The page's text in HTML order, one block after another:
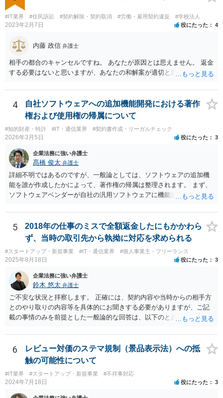
できない」と真に言えるのかどうか、なぜ「物理的にできない開発」
を請け負うことになったのかが問題です。 もし、「物理的にできな
い」という意味が、単に「契約に記載された納期では間に合わない」
ですから、契約解除は有効です。 「物理的にできない」が、そもそも
う契約等）であれば、契約自体が無効になる可能性があります。 いず
れの場合であっても、結局は、上記の「物理的にできない」部分を除
分だけでどれくらいの価値があるのか、が問題になります。 一般論は
以上で、より個別的なお話は、詳しい契約内容や開発内容を知る必要
と思います。
#IT業界 #住民訴訟 #契約解除・契約取消 #労働・雇用契約違反 #学校法人
2023年2月7日 役にたった 4
内藤 政信 弁護士
相手の都合のキャンセルですね。 あなたが原因とは思えません。 返金
する必要はないと思いますが、あなたの和解案が適切と思います。
4
自社ソフトウェアへの追加機能開発における著作
権および使用権の帰属について
#知的財産・特許 #IT・通信業界 #契約書作成・リーガルチェック
2026年3月5日 役にたった 3
企業法務に強い弁護士
髙橋 俊太 弁護士
詳細不明ではあるのですが、一般論としては、ソフトウェアの追加機
能を誰が作成したかによって、著作権の帰属は整理されます。 まず、
ソフトウェアベンダーが自社の汎用ソフトウェアに機能追加を行った
の合意がない限り、追加部分を含めたプログラムの著作権は原則とし
てベンダーに帰属します。利用者が費用を負担している場合でも、そ
れだけで著作権が利用者に移転するわけではありません。 一方、利用
者側に認められるのは通常、その追加機能を含むソフトウェアを契約
の範囲内で利用する権利（使用許諾）にとどまることが多く、その具
体的な範囲は契約内容によって決まります。たとえば、当該利用者の
みが使用できるのか、ベンダーが他の顧客にも同様の機能を提供でき
るのか、といった点は契約によって調整されるのが一般的です。 ま
た、契約で特別の定めを設けることにより、追加機能の著作権を利用
者に帰属させる、あるいはベンダーに帰属させつつ利用者に独占的な
使用権を認めるといった整理をすることも可能です。 したがって、費
用負担のみをもって著作権の帰属が決まるものではなく、著作物を創
作した主体と、当事者間の契約内容によって決まると考えられます。
5
2018年の仕事のミスで全額返金したにもかかわら
ず、当時の取引先から執拗に対応を求められる
#スタートアップ・新規事業 #IT・通信業界 #個人事業主・フリーランス
2025年8月18日 役にたった 3
企業法務に強い弁護士
鈴木 悠太 弁護士
ご不安な状況と拝察します。 正確には、契約内容や当時からの相手方
とのやり取りの内容等を具体的にお聞きする必要がありますが、ご記
載の事情のみを前提とした一般論的な回答は、以下のとおりです。 ①
前の商事消滅時効、不法行為消滅時効）にかかっている可能性が高い
です。 ②相手方の報告要求については、法的には従う義務はないでし
ょう。 ③すでに対応は完了しており、もし相手方から今後具体的な法
的請求ないし措置がなされれば改めて検討するという方針でもよいよ
うに思われます。
6
レビュー対価のステマ規制（景品表示法）への抵
触の可能性について
#IT業界 #スタートアップ・新規事業 #不祥事対応
2024年7月18日 役にたった 3